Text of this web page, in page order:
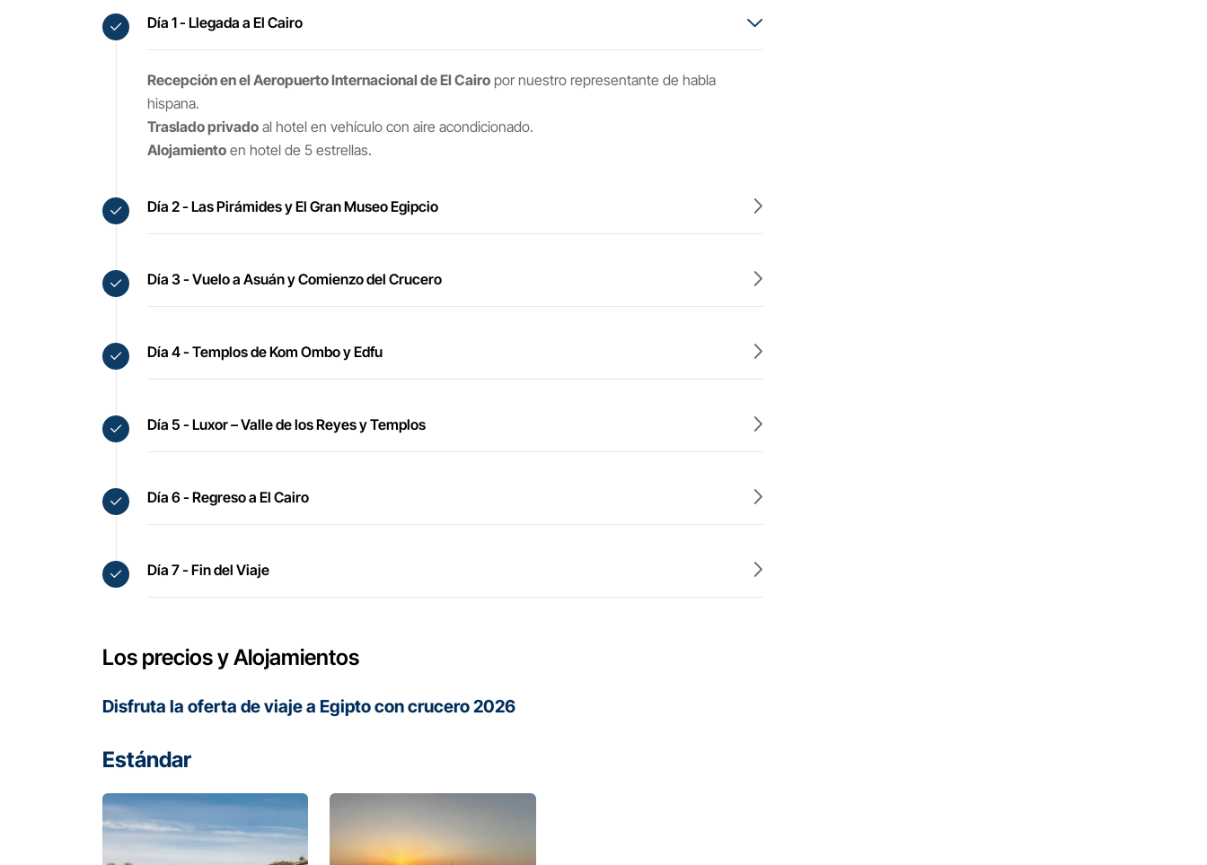
Día 1 - Llegada a El Cairo
Recepción en el Aeropuerto Internacional de El Cairo por nuestro representante de habla
hispana.
Traslado privado al hotel en vehículo con aire acondicionado.
Alojamiento en hotel de 5 estrellas.
Día 2 - Las Pirámides y El Gran Museo Egipcio
Día 3 - Vuelo a Asuán y Comienzo del Crucero
Día 4 - Templos de Kom Ombo y Edfu
Día 5 - Luxor – Valle de los Reyes y Templos
Día 6 - Regreso a El Cairo
Día 7 - Fin del Viaje
Los precios y Alojamientos
Disfruta la oferta de viaje a Egipto con crucero 2026
Estándar